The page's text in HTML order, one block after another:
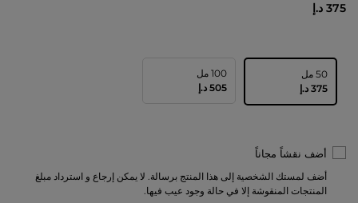
375 د.إ
50 مل
⁦375⁩ د.إ
100 مل
⁦505⁩ د.إ
أضف نقشاً مجاناً
أضف لمستك الشخصية إلى هذا المنتج برسالة. لا يمكن إرجاع و استرداد مبلغ
المنتجات المنقوشة إلا في حالة وجود عيب فيها.